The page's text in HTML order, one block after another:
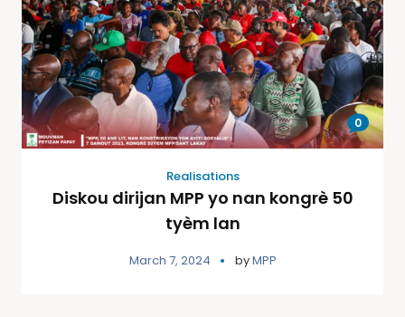
0
Realisations
Diskou dirijan MPP yo nan kongrè 50
tyèm lan
March 7, 2024 byMPP